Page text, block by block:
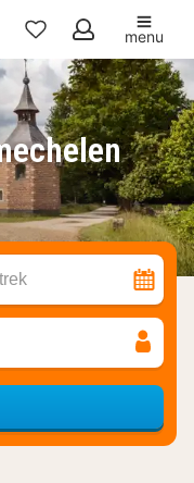
Mijn
favorieten
menu